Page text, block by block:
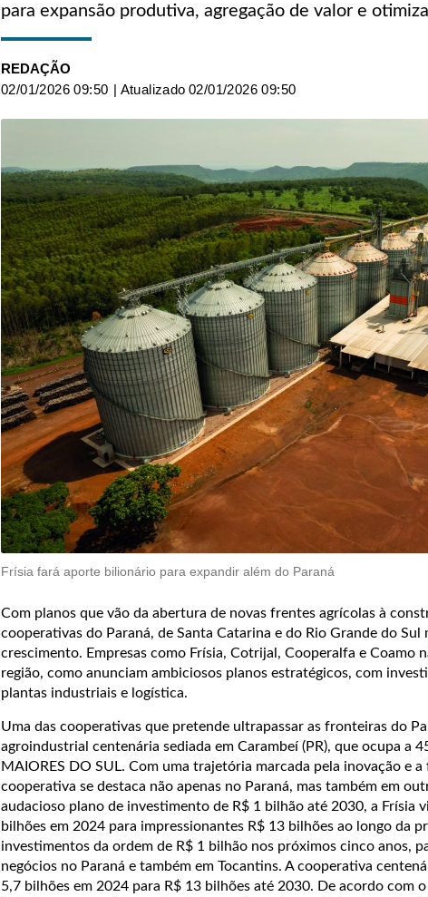
para expansão produtiva, agregação de valor e
REDAÇÃO
02/01/2026 09:50 | Atualizado 02/01/2026 09:50
Frísia fará aporte bilionário para expandir além do Paraná
Com planos que vão da abertura de novas frentes agrícolas à
cooperativas do Paraná, de Santa Catarina e do Rio Grande do Sul
crescimento. Empresas como Frísia, Cotrijal, Cooperalfa e Coamo
região, como anunciam ambiciosos planos estratégicos, com
plantas industriais e logística.
Uma das cooperativas que pretende ultrapassar as fronteiras do
agroindustrial centenária sediada em Carambeí (PR), que ocupa a
MAIORES DO SUL. Com uma trajetória marcada pela inovação e
cooperativa se destaca não apenas no Paraná, mas também em
audacioso plano de investimento de R$ 1 bilhão até 2030, a Frísia
bilhões em 2024 para impressionantes R$ 13 bilhões ao longo da
investimentos da ordem de R$ 1 bilhão nos próximos cinco anos,
negócios no Paraná e também em Tocantins. A cooperativa
5,7 bilhões em 2024 para R$ 13 bilhões até 2030. De acordo com